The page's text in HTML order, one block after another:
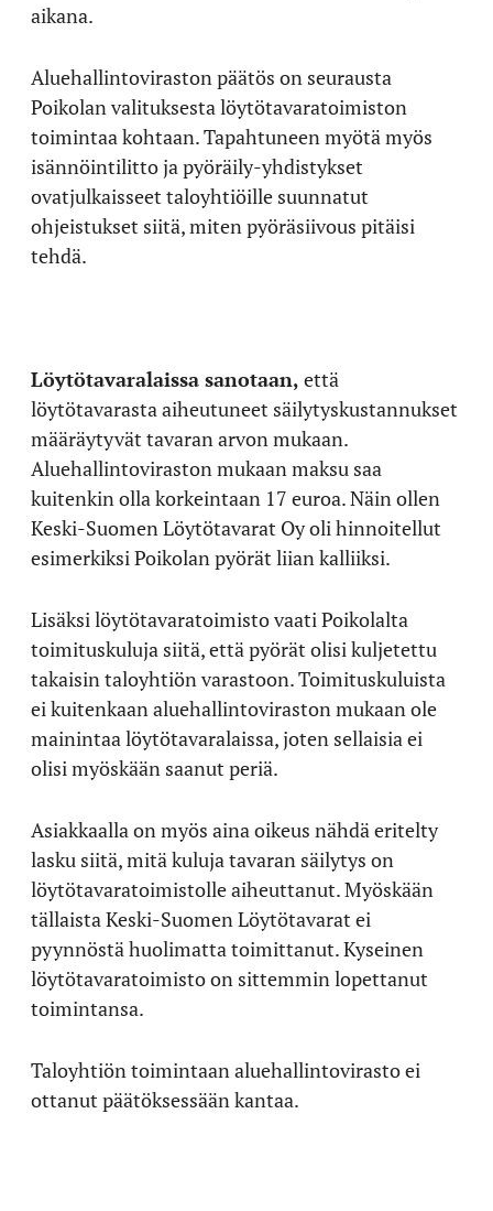
aikana.
Aluehallintoviraston päätös on seurausta
Poikolan valituksesta löytötavaratoimiston
toimintaa kohtaan. Tapahtuneen myötä myös
isännöintilitto ja pyöräily-yhdistykset
ovatjulkaisseet taloyhtiöille suunnatut
ohjeistukset siitä, miten pyöräsiivous pitäisi
tehdä.
Löytötavaralaissa sanotaan, että
löytötavarasta aiheutuneet säilytyskustannukset
määräytyvät tavaran arvon mukaan.
Aluehallintoviraston mukaan maksu saa
kuitenkin olla korkeintaan 17 euroa. Näin ollen
Keski-Suomen Löytötavarat Oy oli hinnoitellut
esimerkiksi Poikolan pyörät liian kalliiksi.
Lisäksi löytötavaratoimisto vaati Poikolalta
toimituskuluja siitä, että pyörät olisi kuljetettu
takaisin taloyhtiön varastoon. Toimituskuluista
ei kuitenkaan aluehallintoviraston mukaan ole
mainintaa löytötavaralaissa, joten sellaisia ei
olisi myöskään saanut periä.
Asiakkaalla on myös aina oikeus nähdä eritelty
lasku siitä, mitä kuluja tavaran säilytys on
löytötavaratoimistolle aiheuttanut. Myöskään
tällaista Keski-Suomen Löytötavarat ei
pyynnöstä huolimatta toimittanut. Kyseinen
löytötavaratoimisto on sittemmin lopettanut
toimintansa.
Taloyhtiön toimintaan aluehallintovirasto ei
ottanut päätöksessään kantaa.